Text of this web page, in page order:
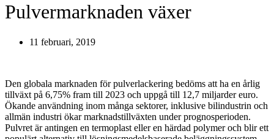
Pulvermarknaden växer
11 februari, 2019
Den globala marknaden för pulverlackering bedöms att ha en årlig
tillväxt på 6,75% fram till 2023 och uppgå till 12,7 miljarder euro.
Ökande användning inom många sektorer, inklusive bilindustrin och
allmän industri ökar marknadstillväxten under prognosperioden.
Pulvret är antingen en termoplast eller en härdad polymer och blir ett